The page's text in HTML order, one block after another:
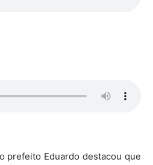
prefeito Eduardo destacou que